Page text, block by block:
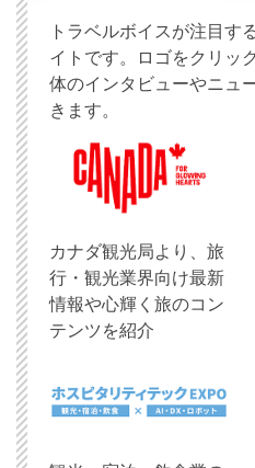
トラベルボイスが注目す
イトです。ロゴをクリッ
体のインタビューやニュ
きます。
​カナダ観光局より、旅
行・観光業界向け最新
情報や心輝く旅のコン
テンツを紹介